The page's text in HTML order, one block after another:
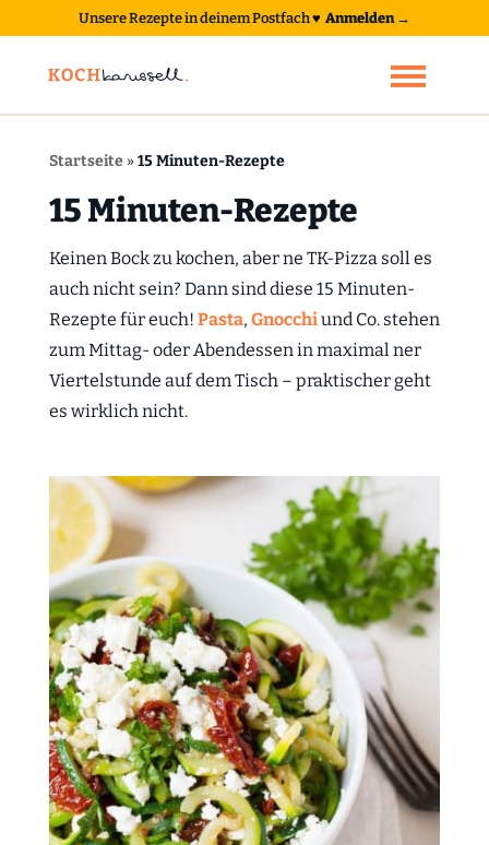
Unsere Rezepte in deinem Postfach♥ Anmelden →
Startseite»15 Minuten-Rezepte
15 Minuten-Rezepte
Keinen Bock zu kochen, aber ne TK-Pizza soll es
auch nicht sein? Dann sind diese 15 Minuten-
Rezepte für euch! Pasta, Gnocchiund Co. stehen
zum Mittag- oder Abendessen in maximal ner
Viertelstunde auf dem Tisch – praktischer geht
es wirklich nicht.